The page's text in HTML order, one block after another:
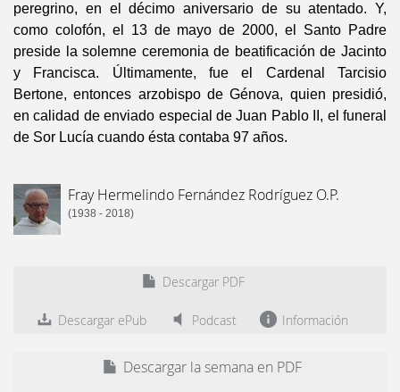
peregrino, en el décimo aniversario de su atentado. Y,
como colofón, el 13 de mayo de 2000, el Santo Padre
preside la solemne ceremonia de beatificación de Jacinto
y Francisca. Últimamente, fue el Cardenal Tarcisio
Bertone, entonces arzobispo de Génova, quien presidió,
en calidad de enviado especial de Juan Pablo II, el funeral
de Sor Lucía cuando ésta contaba 97 años.
Fray Hermelindo Fernández Rodríguez O.P.
(1938 - 2018)
Descargar PDF
Descargar ePub Podcast Información
Descargar la semana en PDF